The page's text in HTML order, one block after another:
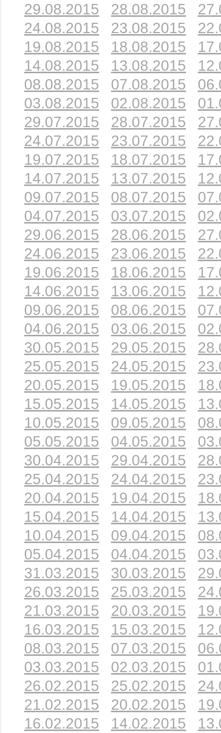
29.08.2015
28.08.2015
24.08.2015
23.08.2015
19.08.2015
18.08.2015
14.08.2015
13.08.2015
08.08.2015
07.08.2015
03.08.2015
02.08.2015
29.07.2015
28.07.2015
24.07.2015
23.07.2015
19.07.2015
18.07.2015
14.07.2015
13.07.2015
09.07.2015
08.07.2015
04.07.2015
03.07.2015
29.06.2015
28.06.2015
24.06.2015
23.06.2015
19.06.2015
18.06.2015
14.06.2015
13.06.2015
09.06.2015
08.06.2015
04.06.2015
03.06.2015
30.05.2015
29.05.2015
25.05.2015
24.05.2015
20.05.2015
19.05.2015
15.05.2015
14.05.2015
10.05.2015
09.05.2015
05.05.2015
04.05.2015
30.04.2015
29.04.2015
25.04.2015
24.04.2015
20.04.2015
19.04.2015
15.04.2015
14.04.2015
10.04.2015
09.04.2015
05.04.2015
04.04.2015
31.03.2015
30.03.2015
26.03.2015
25.03.2015
21.03.2015
20.03.2015
16.03.2015
15.03.2015
08.03.2015
07.03.2015
03.03.2015
02.03.2015
26.02.2015
25.02.2015
21.02.2015
20.02.2015
16.02.2015
14.02.2015